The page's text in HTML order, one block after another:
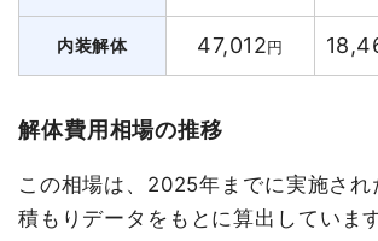
内装解体 47,012円
解体費用相場の推移
この相場は、2025年までに実施され
積もりデータをもとに算出しています